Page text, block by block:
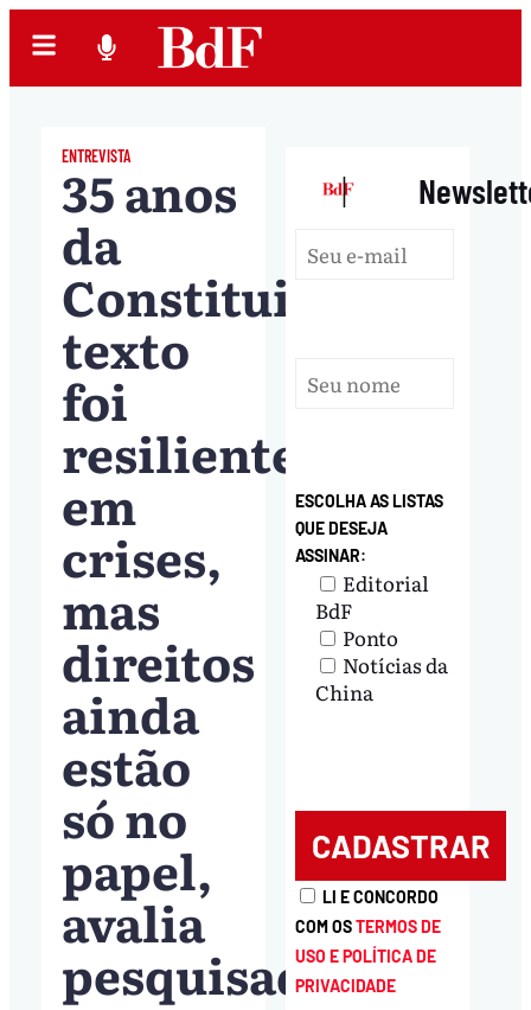
ENTREVISTA
35 anos
da
Constituição:
texto
foi
resiliente
em
crises,
mas
direitos
ainda
estão
só no
papel,
avalia
pesquisadora
|
ESCOLHA AS LISTAS
QUE DESEJA
ASSINAR:
Editorial
BdF
Ponto
Notícias da
China
LI E CONCORDO
COM OSTERMOS DE
USO E POLÍTICA DE
PRIVACIDADE